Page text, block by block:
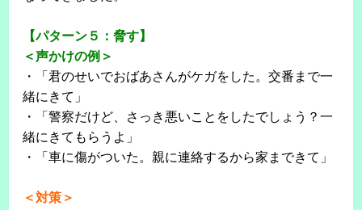
【パターン５：脅す】
＜声かけの例＞
・「君のせいでおばあさんがケガをした。交番まで一
緒にきて」
・「警察だけど、さっき悪いことをしたでしょう？一
緒にきてもらうよ」
・「車に傷がついた。親に連絡するから家まできて」
＜対策＞